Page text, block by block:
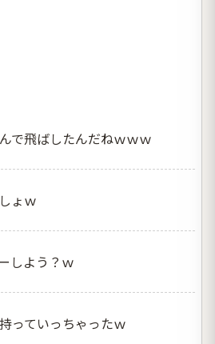
で飛ばしたんだねｗｗｗ
ょｗ
しよう？ｗ
っていっちゃったｗ